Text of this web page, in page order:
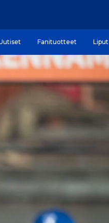
Fanituotteet Liput